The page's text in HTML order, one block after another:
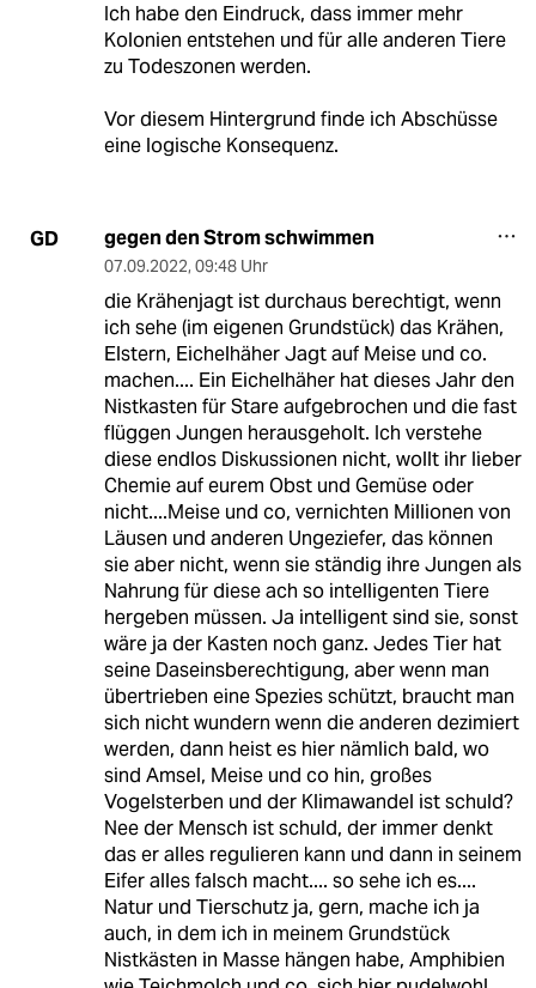
Ich habe den Eindruck, dass immer mehr
Kolonien entstehen und für alle anderen Tiere
zu Todeszonen werden.
Vor diesem Hintergrund finde ich Abschüsse
eine logische Konsequenz.
GD gegen den Strom schwimmen
07.09.2022, 09:48 Uhr
die Krähenjagt ist durchaus berechtigt, wenn
ich sehe (im eigenen Grundstück) das Krähen,
Elstern, Eichelhäher Jagt auf Meise und co.
machen.... Ein Eichelhäher hat dieses Jahr den
Nistkasten für Stare aufgebrochen und die fast
flüggen Jungen herausgeholt. Ich verstehe
diese endlos Diskussionen nicht, wollt ihr lieber
Chemie auf eurem Obst und Gemüse oder
nicht....Meise und co, vernichten Millionen von
Läusen und anderen Ungeziefer, das können
sie aber nicht, wenn sie ständig ihre Jungen als
Nahrung für diese ach so intelligenten Tiere
hergeben müssen. Ja intelligent sind sie, sonst
wäre ja der Kasten noch ganz. Jedes Tier hat
seine Daseinsberechtigung, aber wenn man
übertrieben eine Spezies schützt, braucht man
sich nicht wundern wenn die anderen dezimiert
werden, dann heist es hier nämlich bald, wo
sind Amsel, Meise und co hin, großes
Vogelsterben und der Klimawandel ist schuld?
Nee der Mensch ist schuld, der immer denkt
das er alles regulieren kann und dann in seinem
Eifer alles falsch macht.... so sehe ich es....
Natur und Tierschutz ja, gern, mache ich ja
auch, in dem ich in meinem Grundstück
Nistkästen in Masse hängen habe, Amphibien